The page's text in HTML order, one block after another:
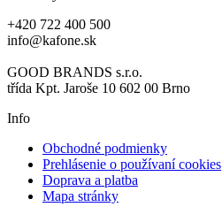
+420 722 400 500
info@kafone.sk
GOOD BRANDS s.r.o.
třída Kpt. Jaroše 10 602 00 Brno
Info
Obchodné podmienky
Prehlásenie o používaní cookies
Doprava a platba
Mapa stránky